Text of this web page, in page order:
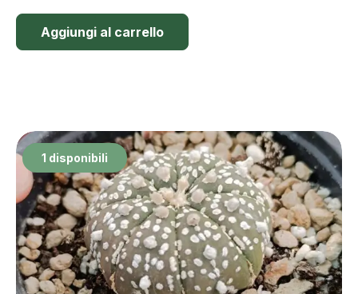
Aggiungi al carrello
1 disponibili